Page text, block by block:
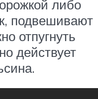
либо
подвешивают
отпугнуть
действует